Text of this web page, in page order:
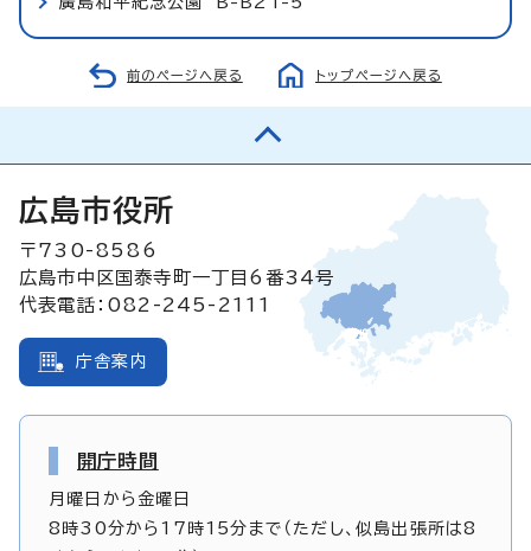
前のページへ戻る トップページへ戻る
広島市役所
〒730-8586
広島市中区国泰寺町一丁目6番34号
代表電話：082-245-2111
庁舎案内
開庁時間
月曜日から金曜日
8時30分から17時15分まで（ただし、似島出張所は8